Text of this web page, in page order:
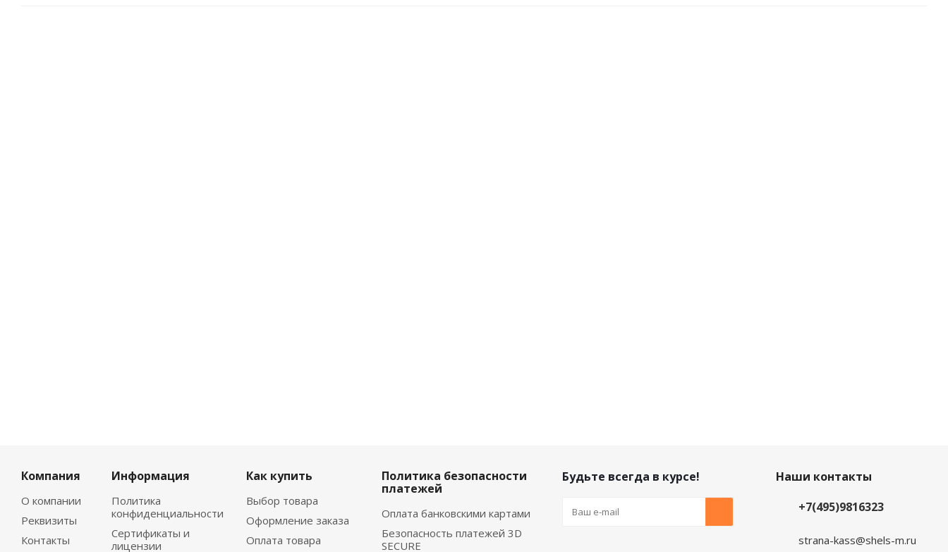
Компания
О компании
Реквизиты
Контакты
Информация
Политика
конфиденциальности
Сертификаты и
лицензии
Как купить
Выбор товара
Оформление заказа
Оплата товара
Политика безопасности
платежей
Оплата банковскими картами
Безопасность платежей 3D
SECURE
Будьте всегда в курсе!
Наши контакты
+7(495)9816323
strana-kass@shels-m.ru